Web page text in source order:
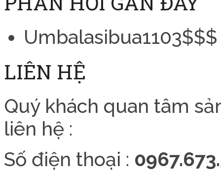
Umbalasibua1103$$$
LIÊN HỆ
Quý khách quan tâm
liên hệ :
Số điện thoại :